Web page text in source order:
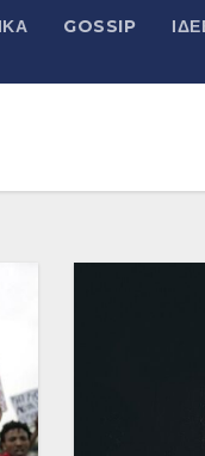
GOSSIP